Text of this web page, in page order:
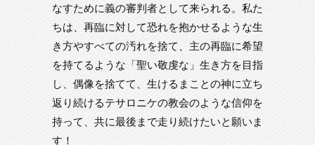
なすために義の審判者として来られる。私た
ちは、再臨に対して恐れを抱かせるような生
き方やすべての汚れを捨て、主の再臨に希望
を持てるような「聖い敬虔な」生き方を目指
し、偶像を捨てて、生けるまことの神に立ち
返り続けるテサロニケの教会のような信仰を
持って、共に最後まで走り続けたいと願いま
す！